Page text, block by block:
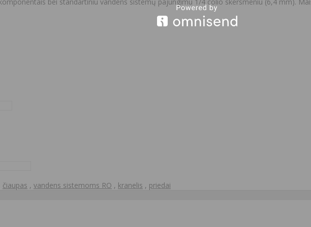
čiaupas , vandens sistemoms RO , kranelis , priedai